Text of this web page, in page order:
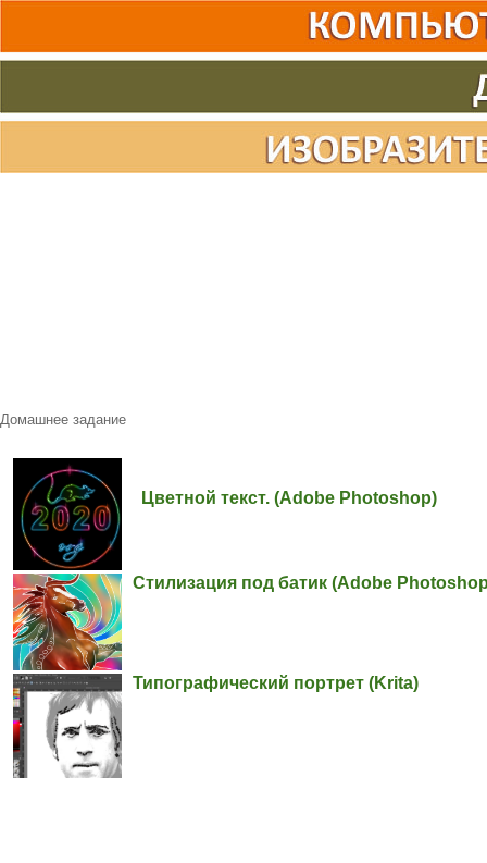
Домашнее задание
Цветной текст. (Adobe Photoshop)
Стилизация под батик (Adobe
Типографический портрет (Krita)